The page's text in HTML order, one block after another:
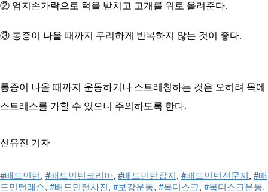
② 엄지손가락으로 턱을 받치고 고개를 위로 올려준다.
③ 통증이 나올 때까지 무리하게 반복하지 않는 것이 좋다.
통증이 나올 때까지 운동하거나 스트레칭하는 것은 오히려 목에
스트레스를 가할 수 있으니 주의하도록 한다.
신유진 기자
#배드민턴, #배드민턴코리아, #배드민턴잡지, #배드민턴전문지, #배
드민턴레슨, #배드민턴사진, #보강운동, #목디스크, #목디스크운동